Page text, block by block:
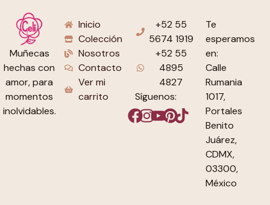
Muñecas
hechas con
amor, para
momentos
inolvidables.
Inicio
Colección
Nosotros
Contacto
Ver mi
carrito
+52 55
5674 1919
+52 55
4895
4827
Síguenos:
Te
esperamos
en:
Calle
Rumania
1017,
Portales
Benito
Juárez,
CDMX,
03300,
México